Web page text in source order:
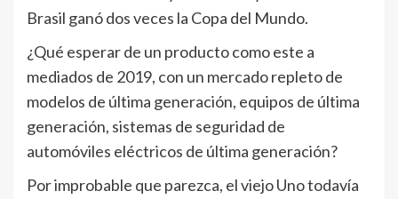
Brasil ganó dos veces la Copa del Mundo.
¿Qué esperar de un producto como este a
mediados de 2019, con un mercado repleto de
modelos de última generación, equipos de última
generación, sistemas de seguridad de
automóviles eléctricos de última generación?
Por improbable que parezca, el viejo Uno todavía